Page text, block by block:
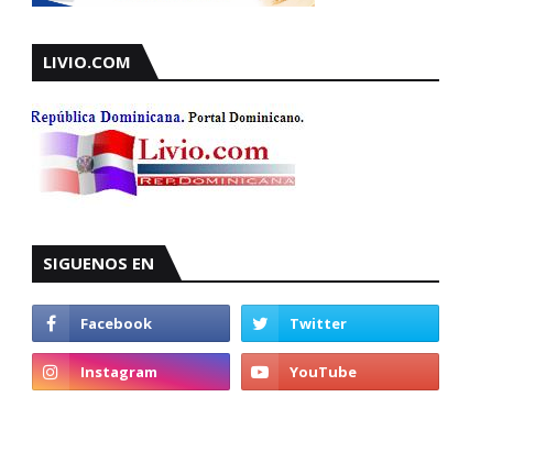
LIVIO.COM
SIGUENOS EN